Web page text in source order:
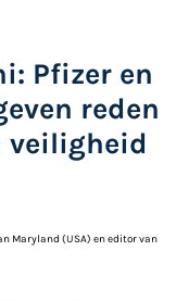
Pfizer en
reden
veiligheid
Maryland (USA) en editor van